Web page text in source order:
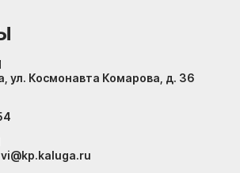
ул. Космонавта Комарова, д. 36